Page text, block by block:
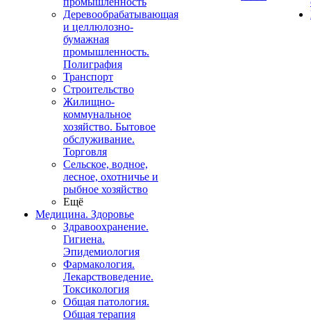
Деревообрабатывающая
и целлюлозно-
бумажная
промышленность.
Полиграфия
Транспорт
Строительство
Жилищно-
коммунальное
хозяйство. Бытовое
обслуживание.
Торговля
Сельское, водное,
лесное, охотничье и
рыбное хозяйство
Ещё
Медицина. Здоровье
Здравоохранение.
Гигиена.
Эпидемиология
Фармакология.
Лекарствоведение.
Токсикология
Общая патология.
Общая терапия